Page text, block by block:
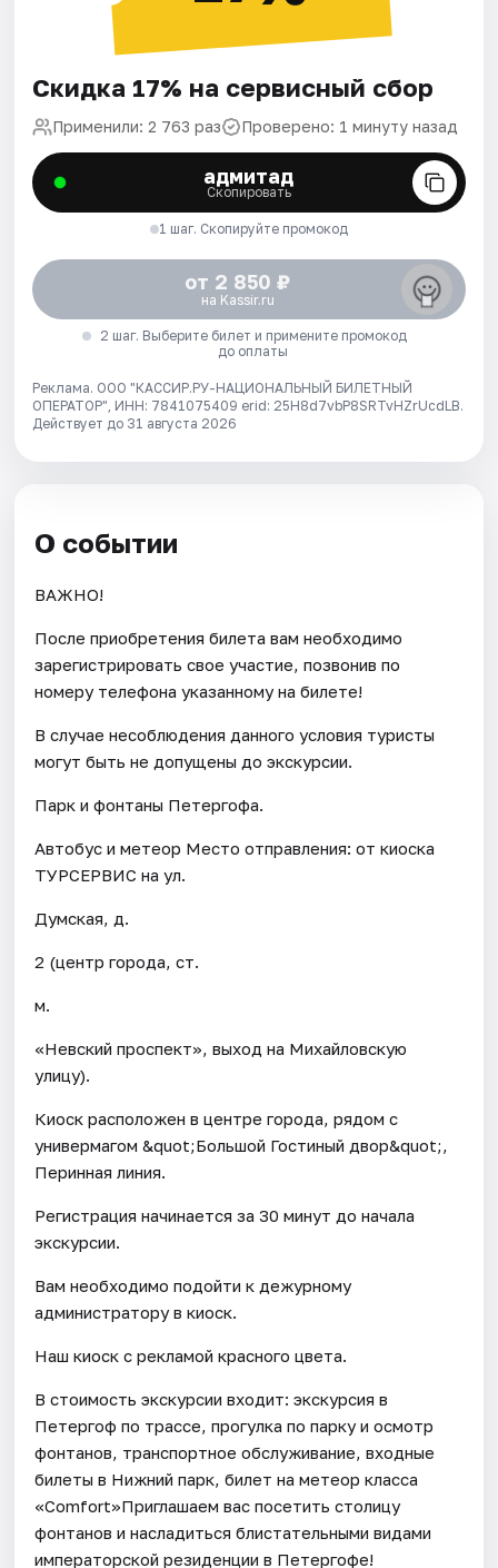
Скидка 17% на сервисный сбор
Применили: 2 763 раз Проверено: 1 минуту назад
адмитад
Скопировать
1 шаг. Скопируйте промокод
от 2 850 ₽
на Kassir.ru
2 шаг. Выберите билет и примените промокод
до оплаты
Реклама. ООО "КАССИР.РУ-НАЦИОНАЛЬНЫЙ БИЛЕТНЫЙ
ОПЕРАТОР", ИНН: 7841075409 erid: 25H8d7vbP8SRTvHZrUcdLB.
Действует до 31 августа 2026
О событии
ВАЖНО!
После приобретения билета вам необходимо
зарегистрировать свое участие, позвонив по
номеру телефона указанному на билете!
В случае несоблюдения данного условия туристы
могут быть не допущены до экскурсии.
Парк и фонтаны Петергофа.
Автобус и метеор Место отправления: от киоска
ТУРСЕРВИС на ул.
Думская, д.
2 (центр города, ст.
м.
«Невский проспект», выход на Михайловскую
улицу).
Киоск расположен в центре города, рядом с
универмагом &quot;Большой Гостиный двор&quot;,
Перинная линия.
Регистрация начинается за 30 минут до начала
экскурсии.
Вам необходимо подойти к дежурному
администратору в киоск.
Наш киоск с рекламой красного цвета.
В стоимость экскурсии входит: экскурсия в
Петергоф по трассе, прогулка по парку и осмотр
фонтанов, транспортное обслуживание, входные
билеты в Нижний парк, билет на метеор класса
«Comfort»Приглашаем вас посетить столицу
фонтанов и насладиться блистательными видами
императорской резиденции в Петергофе!